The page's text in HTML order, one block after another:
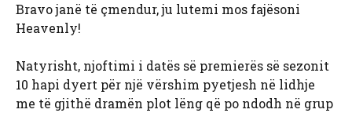
Bravo janë të çmendur, ju lutemi mos fajësoni
Heavenly!
Natyrisht, njoftimi i datës së premierës së sezonit
10 hapi dyert për një vërshim pyetjesh në lidhje
me të gjithë dramën plot lëng që po ndodh në grup